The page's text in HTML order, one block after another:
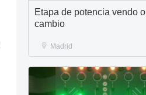
Etapa de potencia vendo o
cambio
Madrid